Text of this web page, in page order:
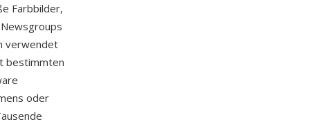
Farbbilder,
verwendet
bestimmten
oder